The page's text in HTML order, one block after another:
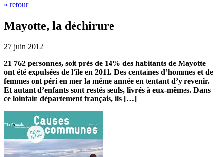
» retour
Mayotte, la déchirure
27 juin 2012
21 762 personnes, soit près de 14% des habitants de Mayotte
ont été expulsées de l’île en 2011. Des centaines d’hommes et de
femmes ont péri en mer la même année en tentant d’y revenir.
Et autant d’enfants sont restés seuls, livrés à eux-mêmes. Dans
ce lointain département français, ils […]